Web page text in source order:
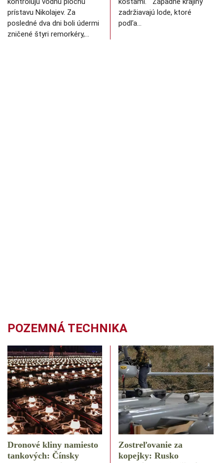
prístavu Nikolajev. Za
posledné dva dni boli údermi
zničené štyri remorkéry,…
zadržiavajú lode, ktoré
podľa…
POZEMNÁ TECHNIKA
Dronové kliny namiesto
tankových: Čínsky
Zostreľovanie za
kopejky: Rusko